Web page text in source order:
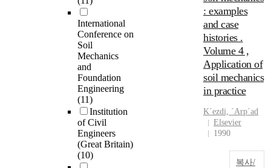
International
Conference on
Soil
Mechanics
and
Foundation
Engineering
(11)
Institution
of Civil
Engineers
(Great Britain)
(10)
: examples
and case
histories .
Volume 4 ,
Application of
soil mechanics
in practice
K´ezdi, ´Arp´ad
Elsevier
1990
복사/